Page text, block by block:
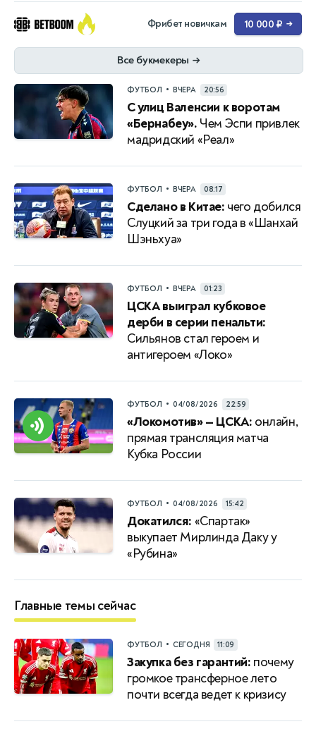
Фрибет новичкам 10 000 ₽ →
Все букмекеры →
ФУТБОЛ • ВЧЕРА 20:56
С улиц Валенсии к воротам
«Бернабеу». Чем Эспи привлек
мадридский «Реал»
ФУТБОЛ • ВЧЕРА 08:17
Сделано в Китае: чего добился
Слуцкий за три года в «Шанхай
Шэньхуа»
ФУТБОЛ • ВЧЕРА 01:23
ЦСКА выиграл кубковое
дерби в серии пенальти:
Сильянов стал героем и
антигероем «Локо»
ФУТБОЛ • 04/08/2026 22:59
«Локомотив» — ЦСКА: онлайн,
прямая трансляция матча
Кубка России
ФУТБОЛ • 04/08/2026 15:42
Докатился: «Спартак»
выкупает Мирлинда Даку у
«Рубина»
Главные темы сейчас
ФУТБОЛ • СЕГОДНЯ 11:09
Закупка без гарантий: почему
громкое трансферное лето
почти всегда ведет к кризису